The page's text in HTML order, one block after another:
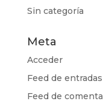
Sin categoría
Meta
Acceder
Feed de entradas
Feed de